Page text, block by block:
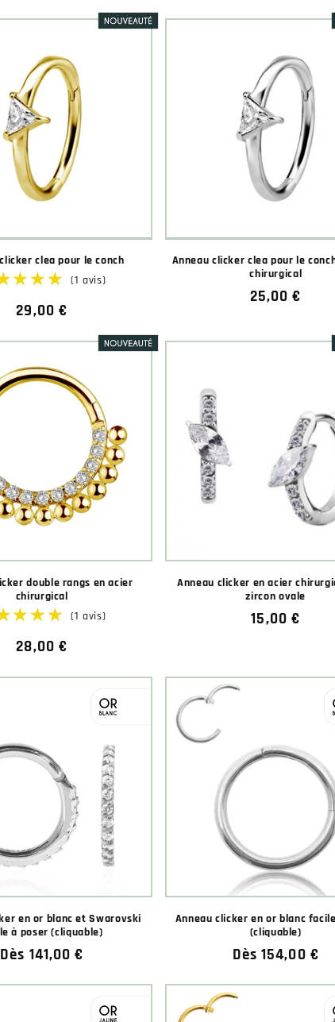
clea pour le conch
★★★★★
★★★★★ (1 avis)
Prix
29,00 €
Anneau clicker clea pour le
chirurgical
Prix
25,00 €
double rangs en acier
chirurgical
★★★★★
★★★★★ (1 avis)
Prix
28,00 €
Anneau clicker en acier
zircon ovale
Prix
15,00 €
en or blanc et Swarovski
à poser (cliquable)
Prix
Dès 141,00 €
Anneau clicker en or blanc
(cliquable)
Prix
Dès 154,00 €